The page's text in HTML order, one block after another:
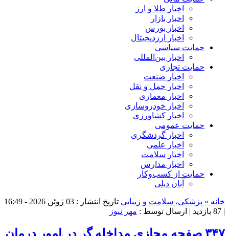
اخبار طلا و ارز
اخبار بازار
اخبار بورس
اخبار ارزدیجیتال
حمایت سیاسی
اخبار بین‌المللی
حمایت تجاری
اخبار صنعت
اخبار حمل و نقل
اخبار معماری
اخبار خودروسازی
اخبار کشاورزی
حمایت عمومی
اخبار گردشگری
اخبار علمی
اخبار سلامت
اخبار مدارس
حمایت از کسب‌وکار
آبان دیلی
خانه » پزشکی، سلامت و زیبایی
تاریخ انتشار : 03 ژوئن 2026 - 16:49
| 87 بازدید | ارسال توسط : مهر نیوز
۳۴۷ صفحه مجازی مداخله گر در امور درمان